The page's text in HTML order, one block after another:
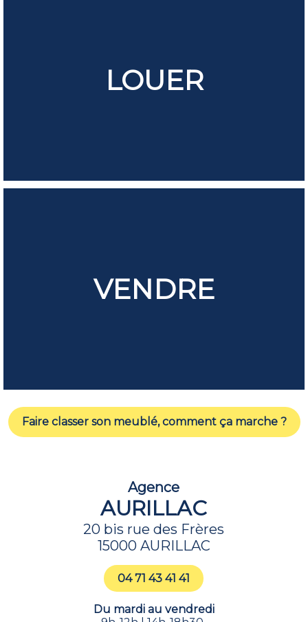
LOUER
VENDRE
Faire classer son meublé, comment ça marche ?
Agence
AURILLAC
20 bis rue des Frères
15000 AURILLAC
04 71 43 41 41
Du mardi au vendredi